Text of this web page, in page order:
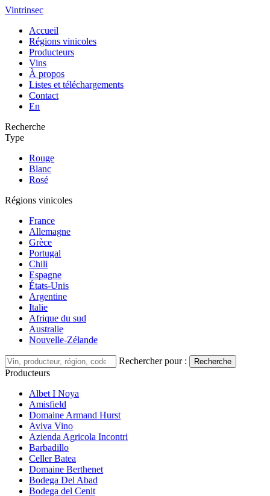
Vintrinsec
Accueil
Régions vinicoles
Producteurs
Vins
À propos
Listes et téléchargements
Contact
En
Recherche
Type
Rouge
Blanc
Rosé
Régions vinicoles
France
Allemagne
Grèce
Portugal
Chili
Espagne
États-Unis
Argentine
Italie
Afrique du sud
Australie
Nouvelle-Zélande
Rechercher pour : Recherche
Producteurs
Albet I Noya
Amisfield
Domaine Armand Hurst
Aviva Vino
Azienda Agricola Incontri
Barbadillo
Celler Batea
Domaine Berthenet
Bodega Del Abad
Bodega del Cenit